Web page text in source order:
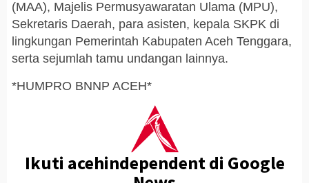
(MAA), Majelis Permusyawaratan Ulama (MPU),
Sekretaris Daerah, para asisten, kepala SKPK di
lingkungan Pemerintah Kabupaten Aceh Tenggara,
serta sejumlah tamu undangan lainnya.
*HUMPRO BNNP ACEH*
Ikuti acehindependent di Google